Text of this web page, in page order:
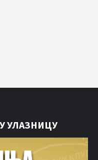
УЛАЗНИЦУ